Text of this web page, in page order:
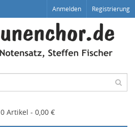
Anmelden Registrierung
0 Artikel - 0,00 €